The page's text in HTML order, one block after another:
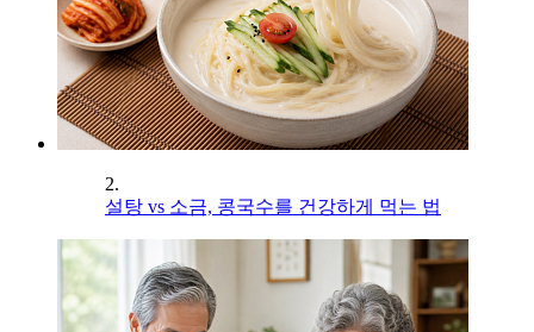
2.
설탕 vs 소금, 콩국수를 건강하게 먹는 법